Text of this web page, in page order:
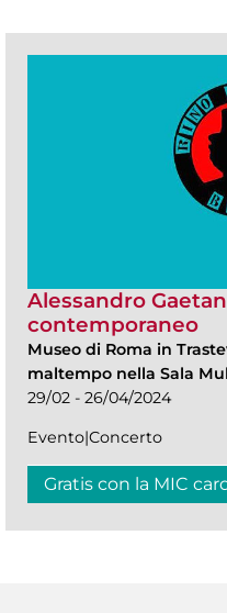
Alessandro
contemporaneo
Museo di Roma in
maltempo nella Sala
29/02 - 26/04/2024
Evento|Concerto
Gratis con la MIC